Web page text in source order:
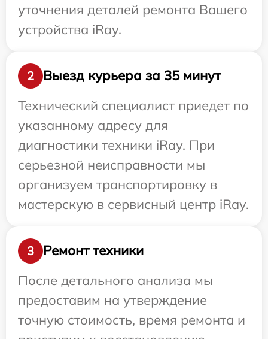
уточнения деталей ремонта Вашего
устройства iRay.
2
Выезд курьера за 35 минут
Технический специалист приедет по
указанному адресу для
диагностики техники iRay. При
серьезной неисправности мы
организуем транспортировку в
мастерскую в сервисный центр iRay.
3
Ремонт техники
После детального анализа мы
предоставим на утверждение
точную стоимость, время ремонта и